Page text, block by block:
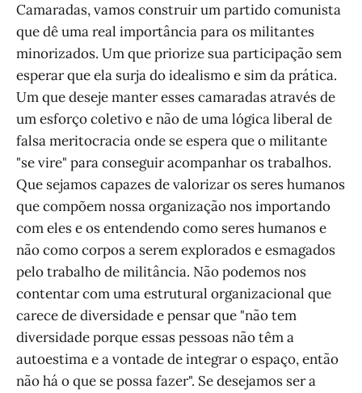
Camaradas, vamos construir um partido comunista
que dê uma real importância para os militantes
minorizados. Um que priorize sua participação sem
esperar que ela surja do idealismo e sim da prática.
Um que deseje manter esses camaradas através de
um esforço coletivo e não de uma lógica liberal de
falsa meritocracia onde se espera que o militante
"se vire" para conseguir acompanhar os trabalhos.
Que sejamos capazes de valorizar os seres humanos
que compõem nossa organização nos importando
com eles e os entendendo como seres humanos e
não como corpos a serem explorados e esmagados
pelo trabalho de militância. Não podemos nos
contentar com uma estrutural organizacional que
carece de diversidade e pensar que "não tem
diversidade porque essas pessoas não têm a
autoestima e a vontade de integrar o espaço, então
não há o que se possa fazer". Se desejamos ser a